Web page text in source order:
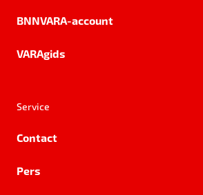
BNNVARA-account
VARAgids
Service
Contact
Pers